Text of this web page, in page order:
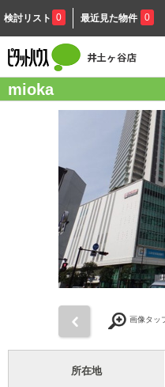
検討リスト 0 最近見た物件 0
mioka
画像タッ
所在地